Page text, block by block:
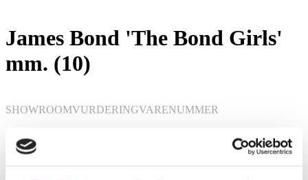
James Bond 'The Bond Girls'
mm. (10)
SHOWROOM
København
VURDERINGVARENUMMER